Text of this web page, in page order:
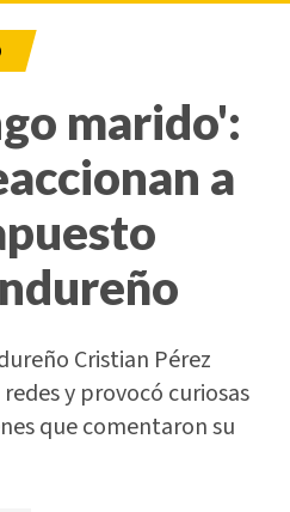
marido':
a
Cristian Pérez
y provocó curiosas
que comentaron su